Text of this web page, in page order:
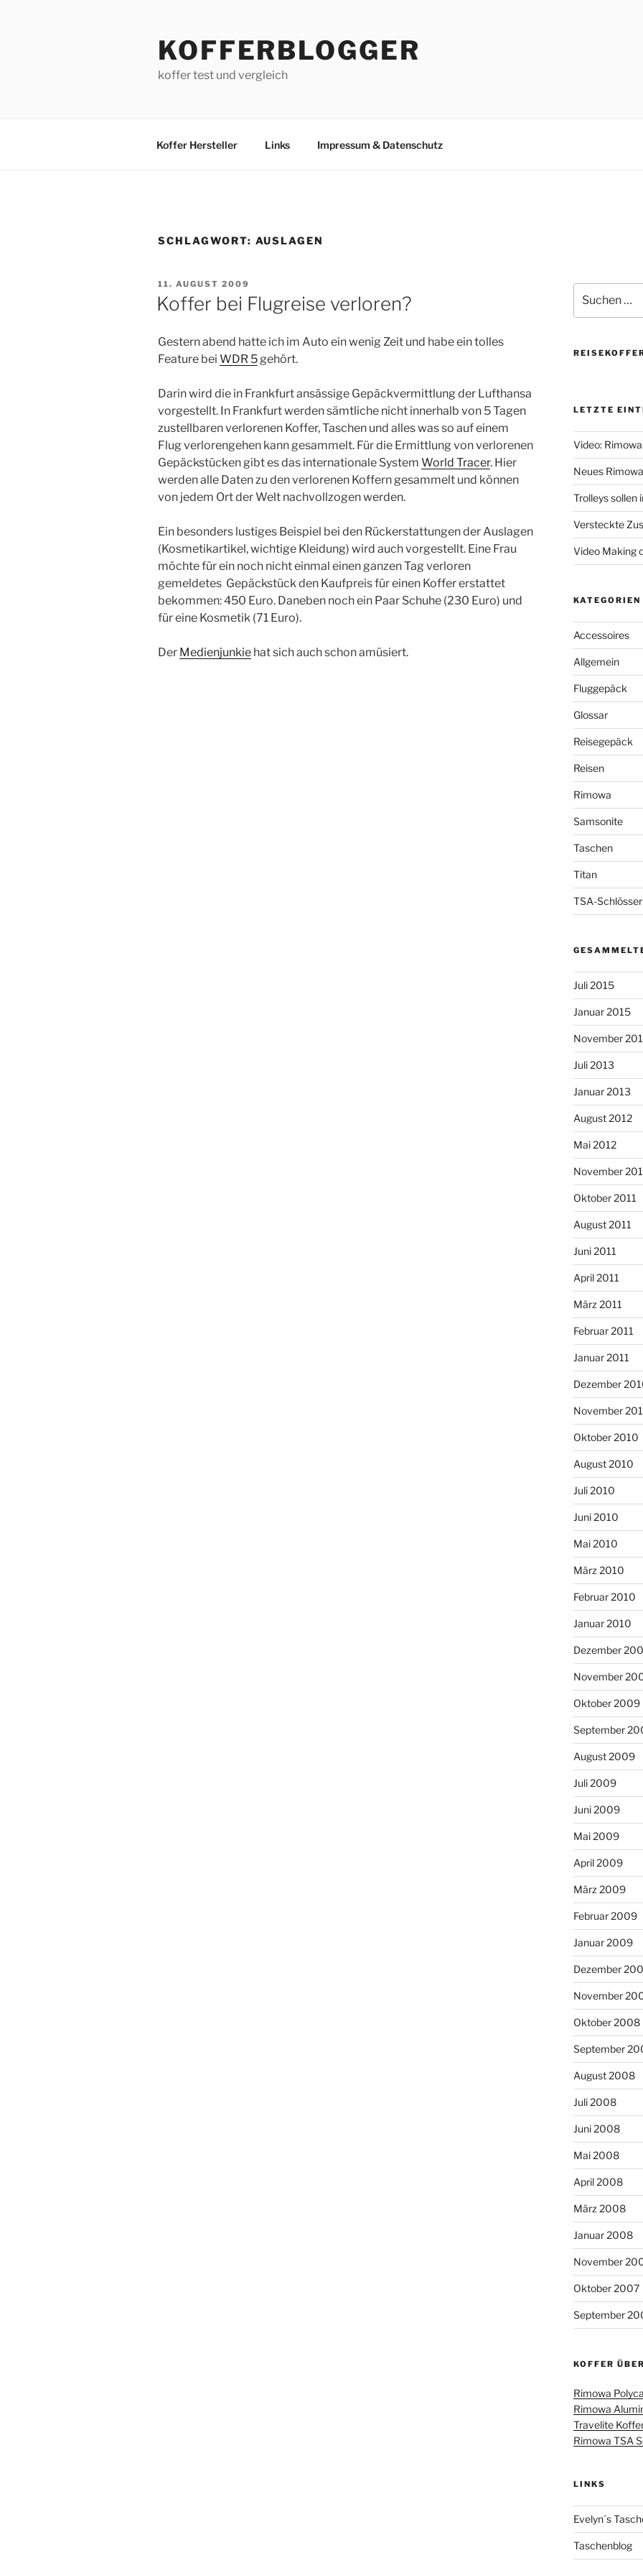
KOFFERBLOGGER
koffer test und vergleich
Koffer Hersteller Links Impressum & Datenschutz
SCHLAGWORT: AUSLAGEN
VERÖFFENTLICHT
AM
11. AUGUST 2009
Koffer bei Flugreise verloren?
Gestern abend hatte ich im Auto ein wenig Zeit und habe ein tolles
Feature bei WDR 5 gehört.
Darin wird die in Frankfurt ansässige Gepäckvermittlung der Lufthansa
vorgestellt. In Frankfurt werden sämtliche nicht innerhalb von 5 Tagen
zustellbaren verlorenen Koffer, Taschen und alles was so auf einem
Flug verlorengehen kann gesammelt. Für die Ermittlung von verlorenen
Gepäckstücken gibt es das internationale System World Tracer. Hier
werden alle Daten zu den verlorenen Koffern gesammelt und können
von jedem Ort der Welt nachvollzogen werden.
Ein besonders lustiges Beispiel bei den Rückerstattungen der Auslagen
(Kosmetikartikel, wichtige Kleidung) wird auch vorgestellt. Eine Frau
möchte für ein noch nicht einmal einen ganzen Tag verloren
gemeldetes Gepäckstück den Kaufpreis für einen Koffer erstattet
bekommen: 450 Euro. Daneben noch ein Paar Schuhe (230 Euro) und
für eine Kosmetik (71 Euro).
Der Medienjunkie hat sich auch schon amüsiert.
nach:
LETZTE
Video:
Neues
Trolleys sollen
Versteckte
Video Making
KATEGORIEN
Accessoires
Allgemein
Fluggepäck
Glossar
Reisegepäck
Reisen
Rimowa
Samsonite
Taschen
Titan
TSA-Schlösser
Juli 2015
Januar 2015
November
Juli 2013
Januar 2013
August 2012
Mai 2012
November
Oktober 2011
August 2011
Juni 2011
April 2011
März 2011
Februar 2011
Januar 2011
Dezember
November
Oktober 2010
August 2010
Juli 2010
Juni 2010
Mai 2010
März 2010
Februar 2010
Januar 2010
Dezember
November
Oktober 2009
September
August 2009
Juli 2009
Juni 2009
Mai 2009
April 2009
März 2009
Februar 2009
Januar 2009
Dezember
November
Oktober 2008
September
August 2008
Juli 2008
Juni 2008
Mai 2008
April 2008
März 2008
Januar 2008
November
Oktober 2007
September
KOFFER
Rimowa
Rimowa
Travelite
Rimowa TSA
LINKS
Evelyn´s
Taschenblog